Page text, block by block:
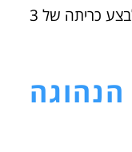
המטפל וכירורג הראש צוואר, ואז יש לבצע כריתה של 3